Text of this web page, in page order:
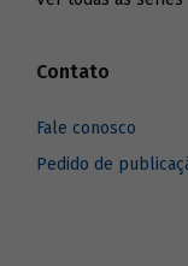
Contato
Fale conosco
Pedido de